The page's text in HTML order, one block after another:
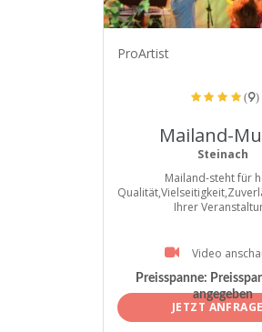
ProArtist
(9)
Mailand-
Steinach
Mailand-steht für
Ihrer
Video
Preisspanne:
angegeben
JETZT